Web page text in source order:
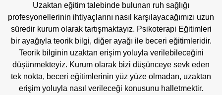
Uzaktan eğitim talebinde bulunan ruh sağlığı
profesyonellerinin ihtiyaçlarını nasıl karşılayacağımızı uzun
süredir kurum olarak tartışmaktayız. Psikoterapi Eğitimleri
bir ayağıyla teorik bilgi, diğer ayağı ile beceri eğitimleridir.
Teorik bilginin uzaktan erişim yoluyla verilebileceğini
düşünmekteyiz. Kurum olarak bizi düşünceye sevk eden
tek nokta, beceri eğitimlerinin yüz yüze olmadan, uzaktan
erişim yoluyla nasıl verileceği konusunu halletmektir.